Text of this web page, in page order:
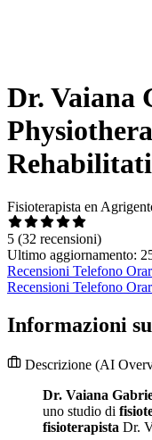
Dr. Vaiana
Fisioterapista en
5 (32 recensioni)
Ultimo aggiornamento:
Recensioni Telefono
Recensioni Telefono
Informazioni
Descrizione (AI
Dr. Vaiana
uno studio di
fisioterapista Dr.